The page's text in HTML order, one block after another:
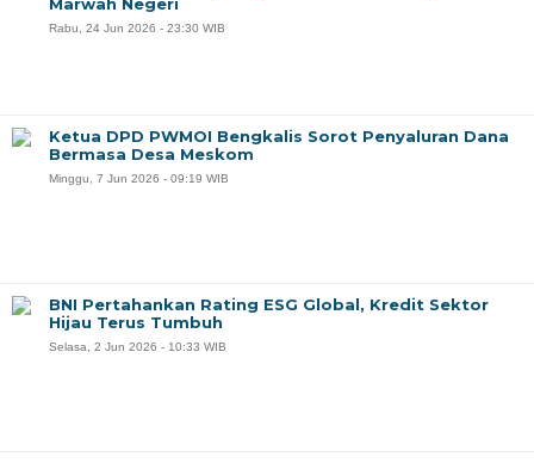
Rabu, 24 Jun 2026 - 23:30 WIB
Ketua DPD PWMOI Bengkalis Sorot Penyaluran Dana
Bermasa Desa Meskom
Minggu, 7 Jun 2026 - 09:19 WIB
‎BNI Pertahankan Rating ESG Global, Kredit Sektor
Hijau Terus Tumbuh
Selasa, 2 Jun 2026 - 10:33 WIB